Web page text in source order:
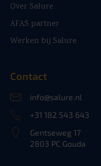
Over Salure
AFAS partner
Werken bij Salure
Contact
info@salure.nl
+31 182 543 643
Gentseweg 17
2803 PC Gouda